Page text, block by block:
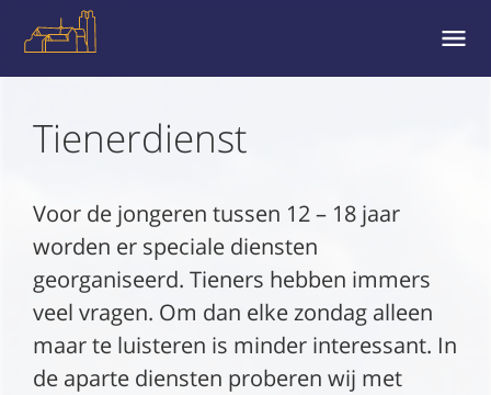
EN
Tienerdienst
Voor de jongeren tussen 12 – 18 jaar
worden er speciale diensten
georganiseerd. Tieners hebben immers
veel vragen. Om dan elke zondag alleen
maar te luisteren is minder interessant. In
de aparte diensten proberen wij met